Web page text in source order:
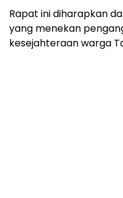
Rapat ini diharapkan
yang menekan
kesejahteraan warga